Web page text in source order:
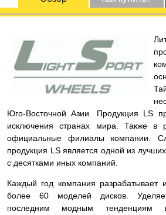
Юго-Восточной Азии. Продукция LS
исключения странах мира. Также в
официальные филиалы компании.
продукция LS является одной из
с десятками иных компаний.
Каждый год компания разрабатывает
более 60 моделей дисков.
последним модным тенденциям